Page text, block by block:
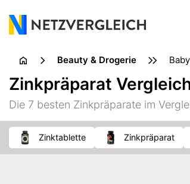
Beauty & Drogerie
Erotik
Insektenbisse & Insektenstiche
Wärmetherapie
Waschmittel
Zinkpräparat
Die 7 besten Zinkpräparate im
Zinktablette Zinkpräparat